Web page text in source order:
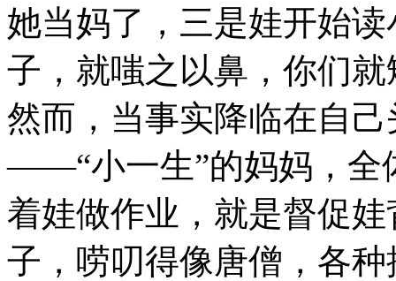
她当妈了，三是娃开始
子，就嗤之以鼻，你们
然而，当事实降临在自
——“小一生”的妈妈，
着娃做作业，就是督促
子，唠叨得像唐僧，各